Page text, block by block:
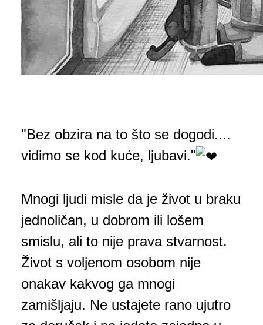
"Bez obzira na to što se dogodi....
vidimo se kod kuće, ljubavi."
Mnogi ljudi misle da je život u braku
jednoličan, u dobrom ili lošem
smislu, ali to nije prava stvarnost.
Život s voljenom osobom nije
onakav kakvog ga mnogi
zamišljaju. Ne ustajete rano ujutro